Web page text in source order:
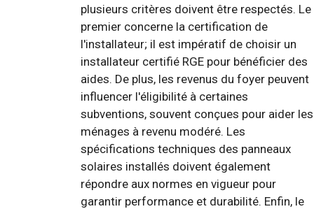
plusieurs critères doivent être respectés. Le
premier concerne la certification de
l'installateur; il est impératif de choisir un
installateur certifié RGE pour bénéficier des
aides. De plus, les revenus du foyer peuvent
influencer l'éligibilité à certaines
subventions, souvent conçues pour aider les
ménages à revenu modéré. Les
spécifications techniques des panneaux
solaires installés doivent également
répondre aux normes en vigueur pour
garantir performance et durabilité. Enfin, le